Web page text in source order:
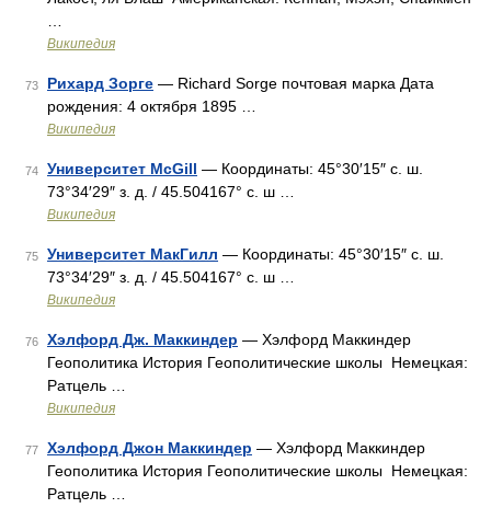
Википедия
73 Рихард Зорге — Richard Sorge почтовая марка Дата
рождения: 4 октября 1895 …
Википедия
74 Университет McGill — Координаты: 45°30′15″ с. ш.
73°34′29″ з. д. / 45.504167° с. ш …
Википедия
75 Университет МакГилл — Координаты: 45°30′15″ с. ш.
73°34′29″ з. д. / 45.504167° с. ш …
Википедия
76 Хэлфорд Дж. Маккиндер — Хэлфорд Маккиндер
Геополитика История Геополитические школы Немецкая:
Ратцель …
Википедия
77 Хэлфорд Джон Маккиндер — Хэлфорд Маккиндер
Геополитика История Геополитические школы Немецкая:
Ратцель …